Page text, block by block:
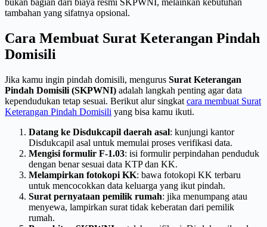
bukan bagian dari biaya resmi SKPWNI, melainkan kebutuhan
tambahan yang sifatnya opsional.
Cara Membuat Surat Keterangan Pindah
Domisili
Jika kamu ingin pindah domisili, mengurus Surat Keterangan
Pindah Domisili (SKPWNI) adalah langkah penting agar data
kependudukan tetap sesuai. Berikut alur singkat cara membuat Surat
Keterangan Pindah Domisili yang bisa kamu ikuti.
Datang ke Disdukcapil daerah asal: kunjungi kantor
Disdukcapil asal untuk memulai proses verifikasi data.
Mengisi formulir F-1.03: isi formulir perpindahan penduduk
dengan benar sesuai data KTP dan KK.
Melampirkan fotokopi KK: bawa fotokopi KK terbaru
untuk mencocokkan data keluarga yang ikut pindah.
Surat pernyataan pemilik rumah: jika menumpang atau
menyewa, lampirkan surat tidak keberatan dari pemilik
rumah.